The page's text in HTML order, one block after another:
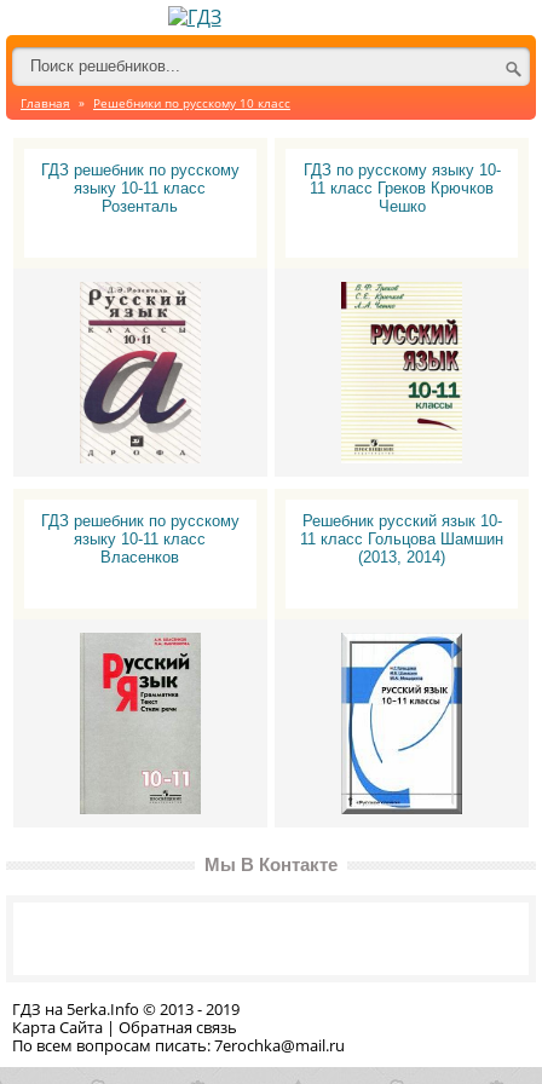
Главная » Решебники по русскому 10 класс
ГДЗ решебник по русскому
языку 10-11 класс
Розенталь
ГДЗ по русскому языку 10-
11 класс Греков Крючков
Чешко
ГДЗ решебник по русскому
языку 10-11 класс
Власенков
Решебник русский язык 10-
11 класс Гольцова Шамшин
(2013, 2014)
Мы В Контакте
ГДЗ на 5erka.Info © 2013 - 2019
Карта Сайта | Обратная связь
По всем вопросам писать: 7erochka@mail.ru